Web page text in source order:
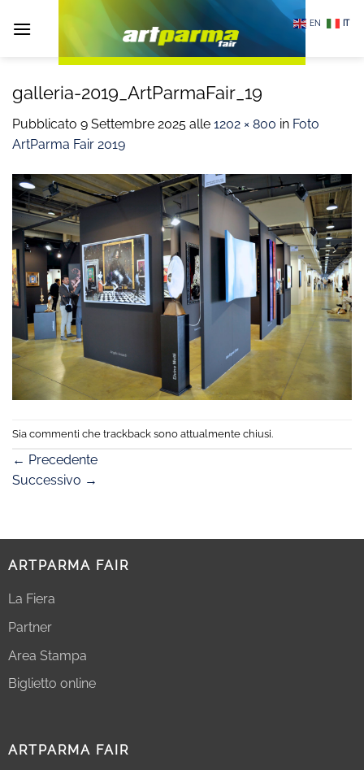
galleria-2019_ArtParmaFair_19
Pubblicato 9 Settembre 2025 alle 1202 × 800 in Foto
ArtParma Fair 2019
Sia commenti che trackback sono attualmente chiusi.
← Precedente
Successivo →
ARTPARMA FAIR
La Fiera
Partner
Area Stampa
Biglietto online
ARTPARMA FAIR
EN IT